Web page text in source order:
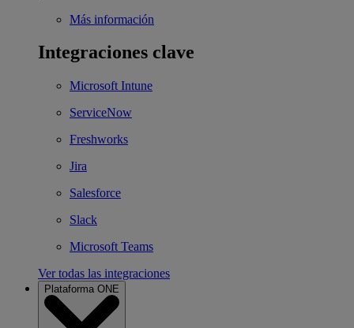
Más información
Integraciones clave
Microsoft Intune
ServiceNow
Freshworks
Jira
Salesforce
Slack
Microsoft Teams
Ver todas las integraciones
Plataforma ONE